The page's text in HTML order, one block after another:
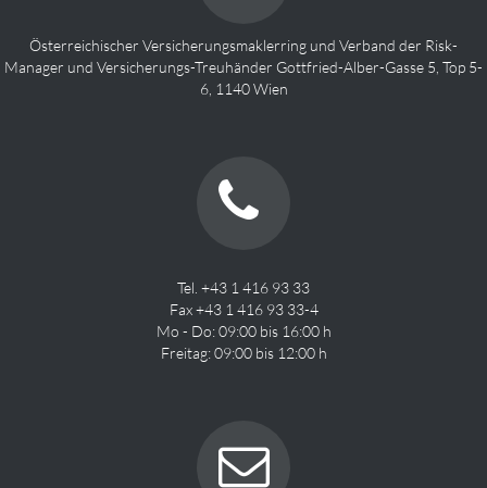
Österreichischer Versicherungsmaklerring und Verband der Risk-
Manager und Versicherungs-Treuhänder Gottfried-Alber-Gasse 5, Top 5-
6, 1140 Wien
Tel. +43 1 416 93 33
Fax +43 1 416 93 33-4
Mo - Do: 09:00 bis 16:00 h
Freitag: 09:00 bis 12:00 h